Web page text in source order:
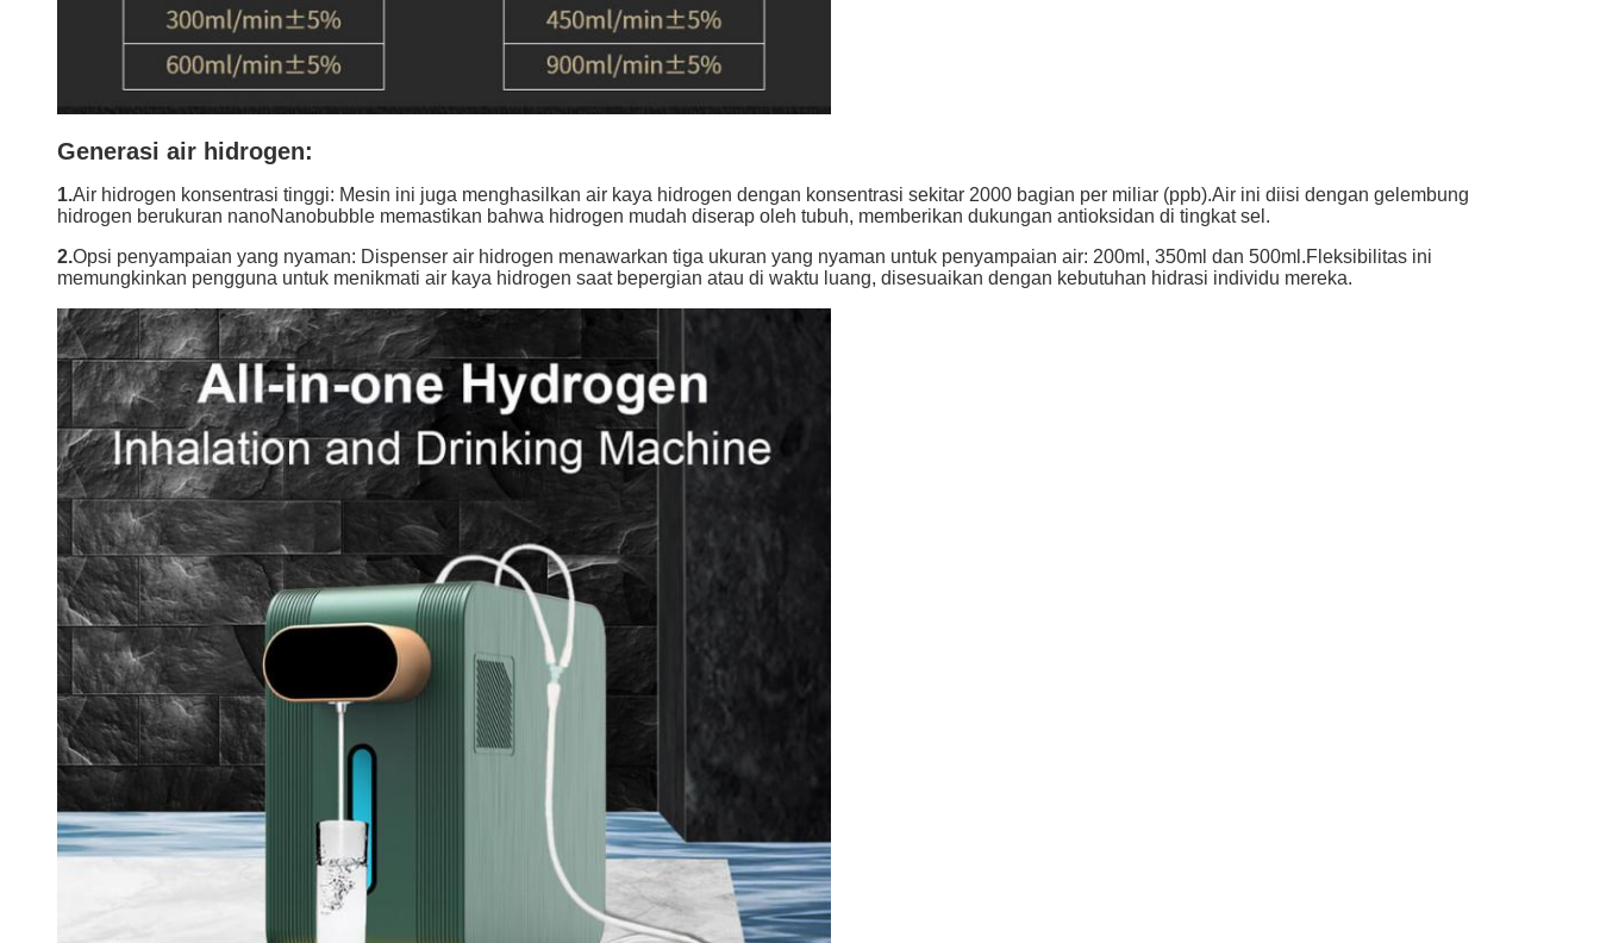
Generasi air hidrogen:
1.Air hidrogen konsentrasi tinggi: Mesin ini juga menghasilkan air kaya hidrogen dengan konsentrasi sekitar 2000 bagian per miliar (ppb).Air ini diisi dengan gelembung
hidrogen berukuran nanoNanobubble memastikan bahwa hidrogen mudah diserap oleh tubuh, memberikan dukungan antioksidan di tingkat sel.
2.Opsi penyampaian yang nyaman: Dispenser air hidrogen menawarkan tiga ukuran yang nyaman untuk penyampaian air: 200ml, 350ml dan 500ml.Fleksibilitas ini
memungkinkan pengguna untuk menikmati air kaya hidrogen saat bepergian atau di waktu luang, disesuaikan dengan kebutuhan hidrasi individu mereka.